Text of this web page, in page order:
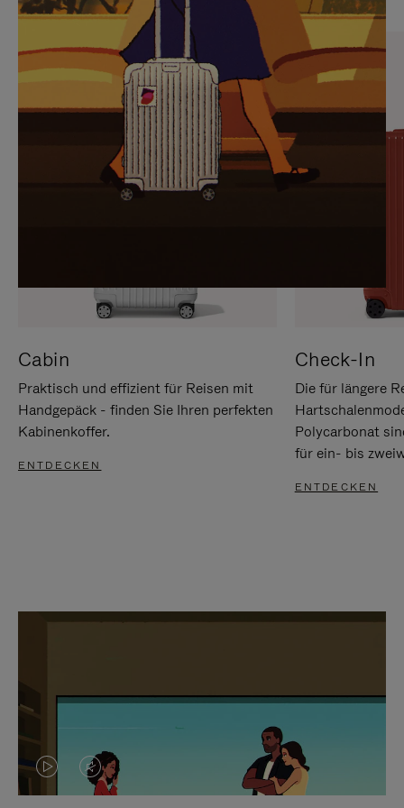
SIE,
UM
ANZUHALTEN
AUFHEBEN
DER
STUMMSCHALTUNG
Cabin
Praktisch und effizient für Reisen mit
Handgepäck - finden Sie Ihren perfekten
Kabinenkoffer.
ENTDECKEN
Check-In
Die für längere
Polycarbonat
für ein- bis
ENTDECKEN
DASVIDEO